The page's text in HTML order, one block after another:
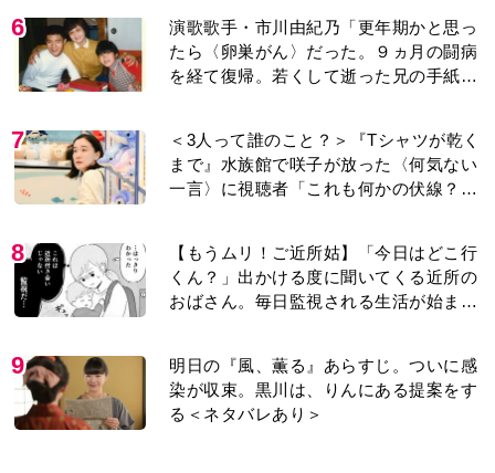
6
演歌歌手・市川由紀乃「更年期かと思っ
たら〈卵巣がん〉だった。９ヵ月の闘病
を経て復帰。若くして逝った兄の手紙を
7
＜3人って誰のこと？＞『Tシャツが乾く
まで』水族館で咲子が放った〈何気ない
一言〉に視聴者「これも何かの伏線？」
8
【もうムリ！ご近所姑】「今日はどこ行
くん？」出かける度に聞いてくる近所の
おばさん。毎日監視される生活が始ま
9
明日の『風、薫る』あらすじ。ついに感
染が収束。黒川は、りんにある提案をす
る＜ネタバレあり＞